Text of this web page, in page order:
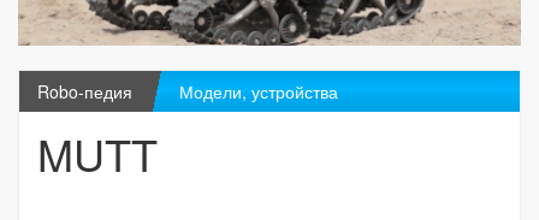
Robo-педия Модели, устройства
MUTT